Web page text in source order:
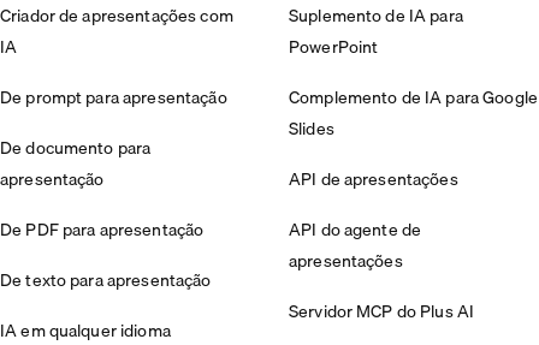
Criador de apresentações com
IA
De prompt para apresentação
De documento para
apresentação
De PDF para apresentação
De texto para apresentação
IA em qualquer idioma
Suplemento de IA para
PowerPoint
Complemento de IA para Google
Slides
API de apresentações
API do agente de
apresentações
Servidor MCP do Plus AI